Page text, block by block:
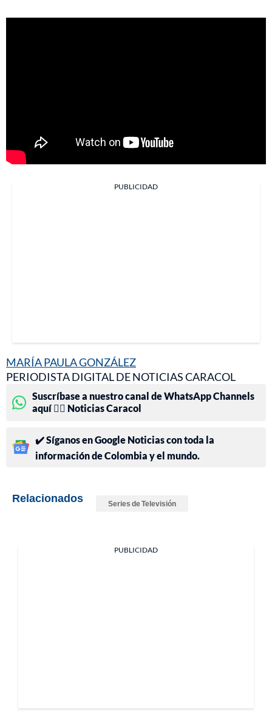
PUBLICIDAD
MARÍA PAULA GONZÁLEZ
PERIODISTA DIGITAL DE NOTICIAS CARACOL
Suscríbase a nuestro canal de WhatsApp Channels
aquí 👉🏻 Noticias Caracol
✔️ Síganos en Google Noticias con toda la
información de Colombia y el mundo.
Relacionados Series de Televisión
PUBLICIDAD